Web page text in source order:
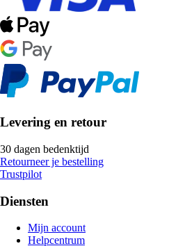
Levering en retour
30 dagen bedenktijd
Retourneer je bestelling
Trustpilot
Diensten
Mijn account
Helpcentrum